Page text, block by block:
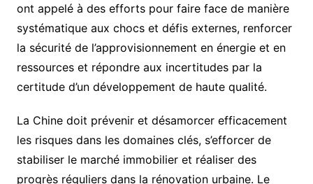
ont appelé à des efforts pour faire face de manière
systématique aux chocs et défis externes, renforcer
la sécurité de l’approvisionnement en énergie et en
ressources et répondre aux incertitudes par la
certitude d’un développement de haute qualité.
La Chine doit prévenir et désamorcer efficacement
les risques dans les domaines clés, s’efforcer de
stabiliser le marché immobilier et réaliser des
progrès réguliers dans la rénovation urbaine. Le